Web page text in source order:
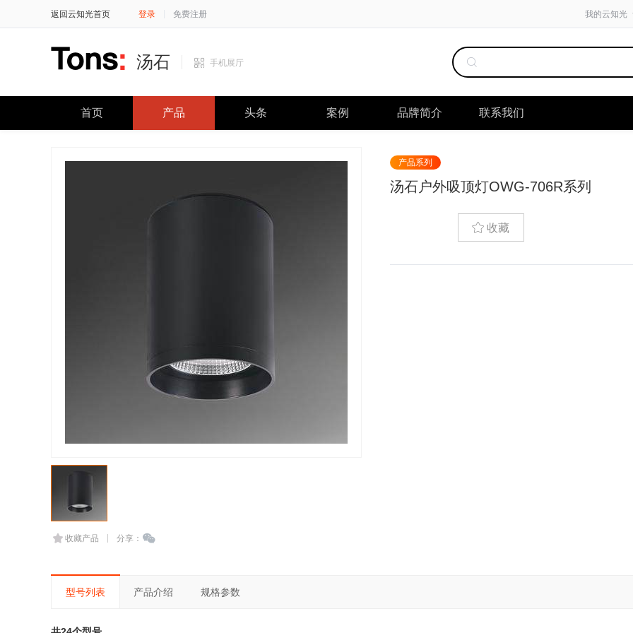
返回云知光首页 登录 免费注册 我的云知光
汤石 手机展厅
首页 产品 头条 案例 品牌简介 联系我们
收藏产品 分享：
产品系列
汤石户外吸顶灯OWG-706R系列
收藏
型号列表 产品介绍 规格参数